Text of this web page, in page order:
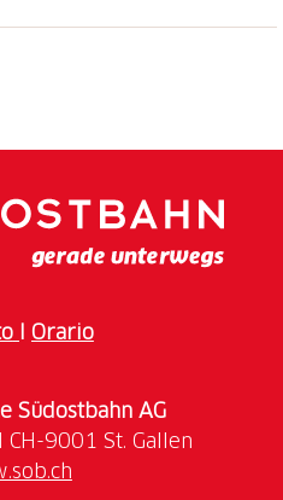
Orario
Südostbahn AG